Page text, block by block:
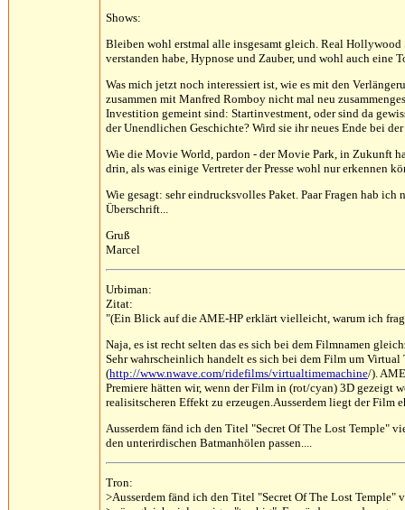
Shows:
Bleiben wohl erstmal alle insgesamt gleich. Real
verstanden habe, Hypnose und Zauber, und wohl auch eine
Was mich jetzt noch interessiert ist, wie es mit den
zusammen mit Manfred Romboy nicht mal neu
Investition gemeint sind: Startinvestment, oder sind da
der Unendlichen Geschichte? Wird sie ihr neues Ende bei
Wie die Movie World, pardon - der Movie Park, in Zukunft
drin, als was einige Vertreter der Presse wohl nur erkennen
Wie gesagt: sehr eindrucksvolles Paket. Paar Fragen hab
Überschrift...
Gruß
Marcel
Urbiman:
Zitat:
"(Ein Blick auf die AME-HP erklärt vielleicht, warum ich
Naja, es ist recht selten das es sich bei dem Filmnamen
Sehr wahrscheinlich handelt es sich bei dem Film um
(http://www.nwave.com/ridefilms/virtualtimemachine/).
Premiere hätten wir, wenn der Film in (rot/cyan) 3D gezeigt
realisitscheren Effekt zu erzeugen.Ausserdem liegt der Film
Ausserdem fänd ich den Titel "Secret Of The Lost Temple"
den unterirdischen Batmanhölen passen....
Tron:
>Ausserdem fänd ich den Titel "Secret Of The Lost Temple"